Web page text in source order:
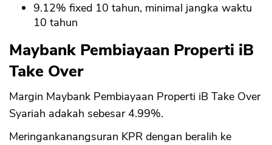
9.12% fixed 10 tahun, minimal jangka waktu
10 tahun
Maybank Pembiayaan Properti iB
Take Over
Margin Maybank Pembiayaan Properti iB Take Over
Syariah adakah sebesar 4.99%.
Meringankanangsuran KPR dengan beralih ke